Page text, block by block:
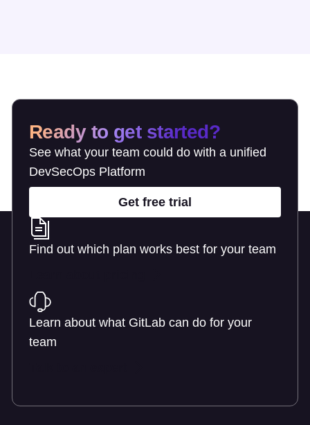
Ready to get started?
See what your team could do with a unified
DevSecOps Platform
Get free trial
Find out which plan works best for your team
Learn about what GitLab can do for your
team